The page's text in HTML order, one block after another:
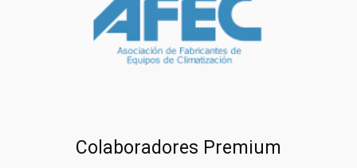
Colaboradores Premium